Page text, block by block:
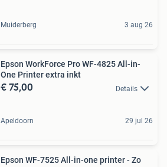
Muiderberg 3 aug 26
Epson WorkForce Pro WF-4825 All-in-
One Printer extra inkt
€ 75,00 Details
Apeldoorn 29 jul 26
Epson WF-7525 All-in-one printer - Zo